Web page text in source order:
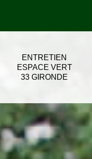
ENTRETIEN
ESPACE VERT
33 GIRONDE